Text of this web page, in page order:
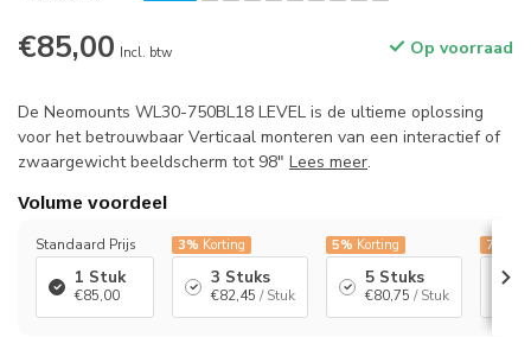
€85,00 Incl. btw Op voorraad
De Neomounts WL30-750BL18 LEVEL is de ultieme oplossing
voor het betrouwbaar Verticaal monteren van een interactief of
zwaargewicht beeldscherm tot 98" Lees meer.
Volume voordeel
Standaard Prijs
1 Stuk
€85,00
3% Korting
3 Stuks
€82,45 / Stuk
5% Korting
5 Stuks
€80,75 / Stuk
7%